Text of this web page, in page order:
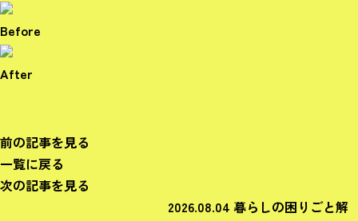
Before
After
前の記事を見る
一覧に戻る
次の記事を見る
2026.08.04 暮らしの困りごと解